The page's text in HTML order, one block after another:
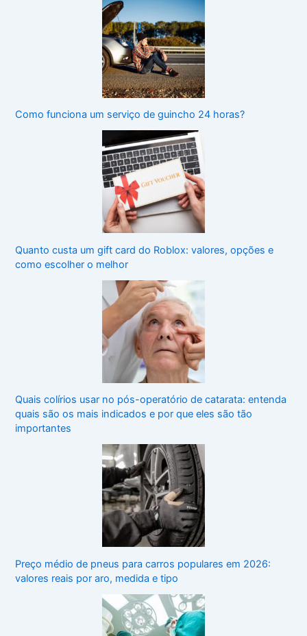
Como funciona um serviço de guincho 24 horas?
Quanto custa um gift card do Roblox: valores, opções e
como escolher o melhor
Quais colírios usar no pós-operatório de catarata: entenda
quais são os mais indicados e por que eles são tão
importantes
Preço médio de pneus para carros populares em 2026:
valores reais por aro, medida e tipo